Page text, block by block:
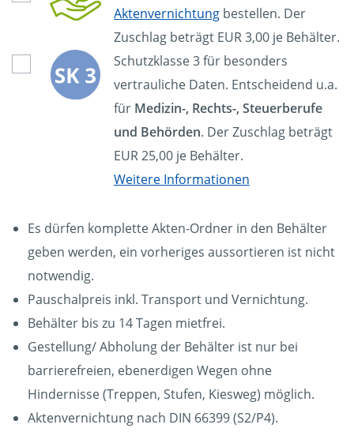
Aktenvernichtung bestellen. Der
Zuschlag beträgt EUR 3,00 je Behälter.
Schutzklasse 3 für besonders
vertrauliche Daten. Entscheidend u.a.
für Medizin-, Rechts-, Steuerberufe
und Behörden. Der Zuschlag beträgt
EUR 25,00 je Behälter.
Weitere Informationen
Es dürfen komplette Akten-Ordner in den Behälter
geben werden, ein vorheriges aussortieren ist nicht
notwendig.
Pauschalpreis inkl. Transport und Vernichtung.
Behälter bis zu 14 Tagen mietfrei.
Gestellung/ Abholung der Behälter ist nur bei
barrierefreien, ebenerdigen Wegen ohne
Hindernisse (Treppen, Stufen, Kiesweg) möglich.
Aktenvernichtung nach DIN 66399 (S2/P4).